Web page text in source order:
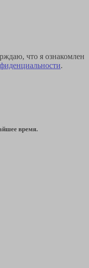
что я ознакомлен
.
время.